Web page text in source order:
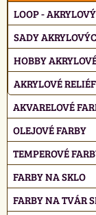
LOOP -
SADY
HOBBY
AKRYLOVÉ
AKVARELOVÉ
OLEJOVÉ FARBY
TEMPEROVÉ
FARBY NA SKLO
FARBY NA TVÁR